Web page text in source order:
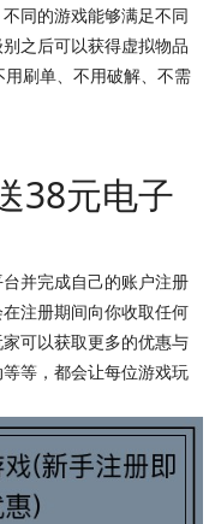
同的游戏能够满足不同
之后可以获得虚拟物品
刷单、不用破解、不需
38元电子
并完成自己的账户注册
注册期间向你收取任何
可以获取更多的优惠与
等，都会让每位游戏玩